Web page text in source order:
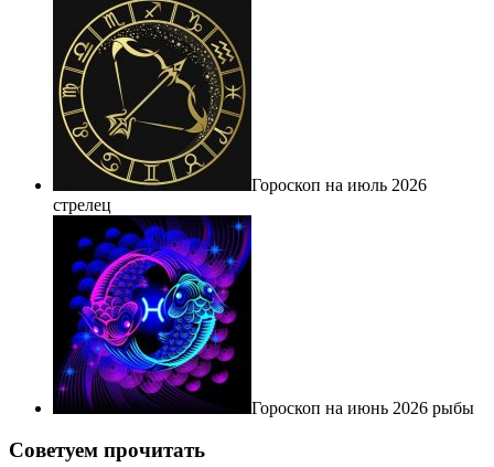
Гороскоп на июль 2026
стрелец
Гороскоп на июнь 2026 рыбы
Советуем прочитать